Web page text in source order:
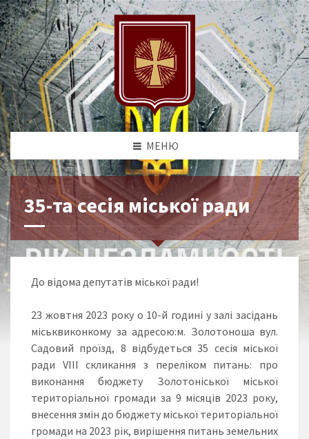
МЕНЮ
35-та сесія міської ради
До відома депутатів міської ради!
23 жовтня 2023 року о 10-й годині у залі засідань
міськвиконкому за адресою:м. Золотоноша вул.
Садовий проїзд, 8 відбудеться 35 сесія міської
ради VІІІ скликання з переліком питань: про
виконання бюджету Золотоніської міської
територіальної громади за 9 місяців 2023 року,
внесення змін до бюджету міської територіальної
громади на 2023 рік, вирішення питань земельних